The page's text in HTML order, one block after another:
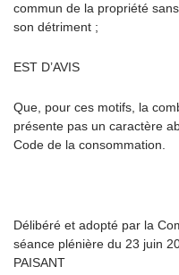
commun de la propriété
son détriment ;
EST D’AVIS
Que, pour ces motifs, la
présente pas un caractère
Code de la consommation.
Délibéré et adopté par la
séance plénière du 23 juin
PAISANT